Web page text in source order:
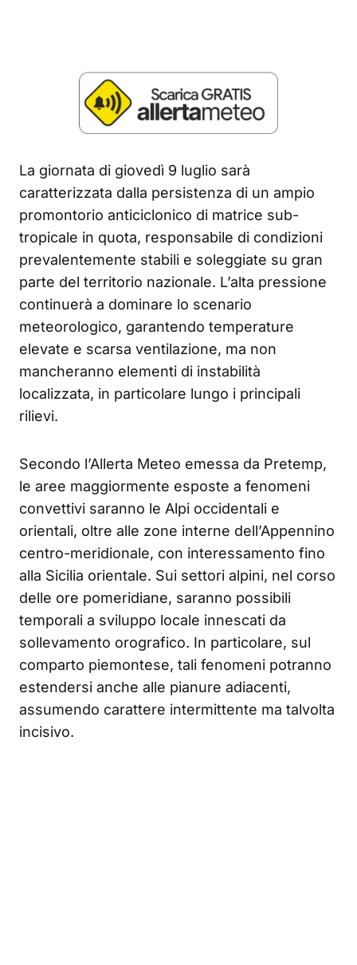
La giornata di giovedì 9 luglio sarà
caratterizzata dalla persistenza di un ampio
promontorio anticiclonico di matrice sub-
tropicale in quota, responsabile di condizioni
prevalentemente stabili e soleggiate su gran
parte del territorio nazionale. L’alta pressione
continuerà a dominare lo scenario
meteorologico, garantendo temperature
elevate e scarsa ventilazione, ma non
mancheranno elementi di instabilità
localizzata, in particolare lungo i principali
rilievi.
Secondo l’Allerta Meteo emessa da Pretemp,
le aree maggiormente esposte a fenomeni
convettivi saranno le Alpi occidentali e
orientali, oltre alle zone interne dell’Appennino
centro-meridionale, con interessamento fino
alla Sicilia orientale. Sui settori alpini, nel corso
delle ore pomeridiane, saranno possibili
temporali a sviluppo locale innescati da
sollevamento orografico. In particolare, sul
comparto piemontese, tali fenomeni potranno
estendersi anche alle pianure adiacenti,
assumendo carattere intermittente ma talvolta
incisivo.